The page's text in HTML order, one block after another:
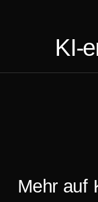
KI-
Mehr auf